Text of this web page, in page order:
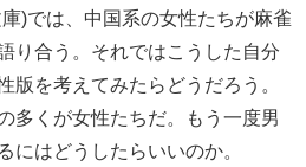
)では、中国系の女性たちが麻雀
り合う。それではこうした自分
版を考えてみたらどうだろう。
多くが女性たちだ。もう一度男
にはどうしたらいいのか。